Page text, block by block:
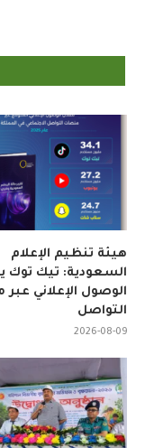
هيئة تنظيم الإعلام
السعودية: تيك توك
الوصول الإعلاني
التواصل
2026-08-09